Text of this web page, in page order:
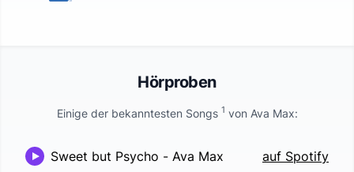
Hörproben
Einige der bekanntesten Songs 1 von Ava Max:
Sweet but Psycho - Ava Max
auf Spotify